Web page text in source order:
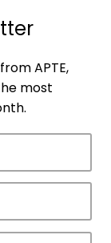
APTE,
most